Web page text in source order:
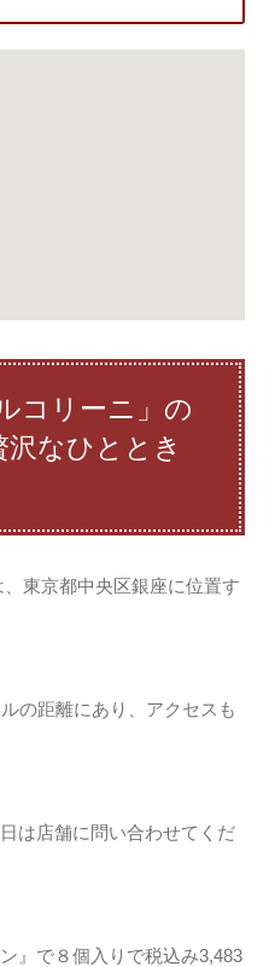
コリーニ」の
なひととき
、東京都中央区銀座に位置す
の距離にあり、アクセスも
は店舗に問い合わせてくだ
』で８個入りで税込み3,483